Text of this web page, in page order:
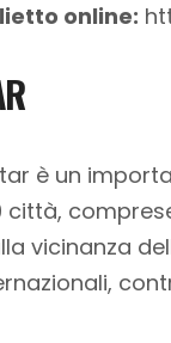
online:
è un
città,
vicinanza